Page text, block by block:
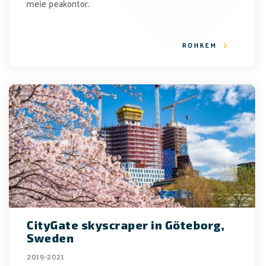
ROHKEM
CityGate skyscraper in Göteborg,
Sweden
2019-2021